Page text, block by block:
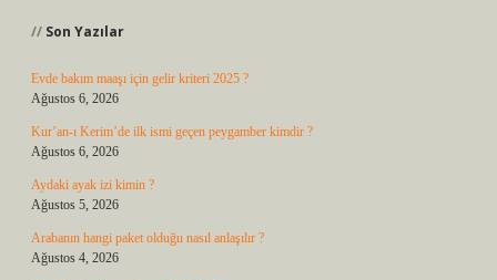
Son Yazılar
Evde bakım maaşı için gelir kriteri 2025 ?
Ağustos 6, 2026
Kur’an-ı Kerim’de ilk ismi geçen peygamber kimdir ?
Ağustos 6, 2026
Aydaki ayak izi kimin ?
Ağustos 5, 2026
Arabanın hangi paket olduğu nasıl anlaşılır ?
Ağustos 4, 2026